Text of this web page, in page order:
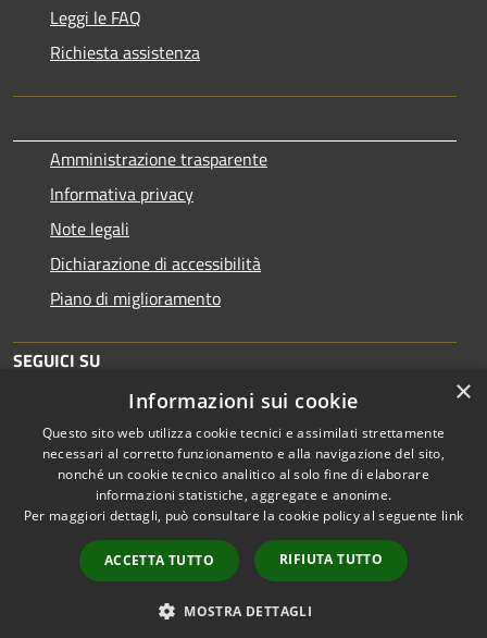
Leggi le FAQ
Richiesta assistenza
Amministrazione trasparente
Informativa privacy
Note legali
Dichiarazione di accessibilità
Piano di miglioramento
SEGUICI SU
RSS
Accessibilità
Copyright © 2026 • Comune di
Municipium•
Accesso
redazione
×
Informazioni sui cookie
Questo sito web utilizza cookie tecnici e assimilati strettamente
necessari al corretto funzionamento e alla navigazione del sito,
nonché un cookie tecnico analitico al solo fine di elaborare
informazioni statistiche, aggregate e anonime.
Per maggiori dettagli, può consultare la cookie policy al seguente link
ACCETTA TUTTO RIFIUTA TUTTO
MOSTRA DETTAGLI